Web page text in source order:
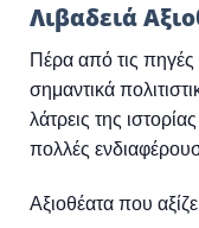
Λιβαδειά
Πέρα από τις πηγές
σημαντικά
λάτρεις της
πολλές
Αξιοθέατα που